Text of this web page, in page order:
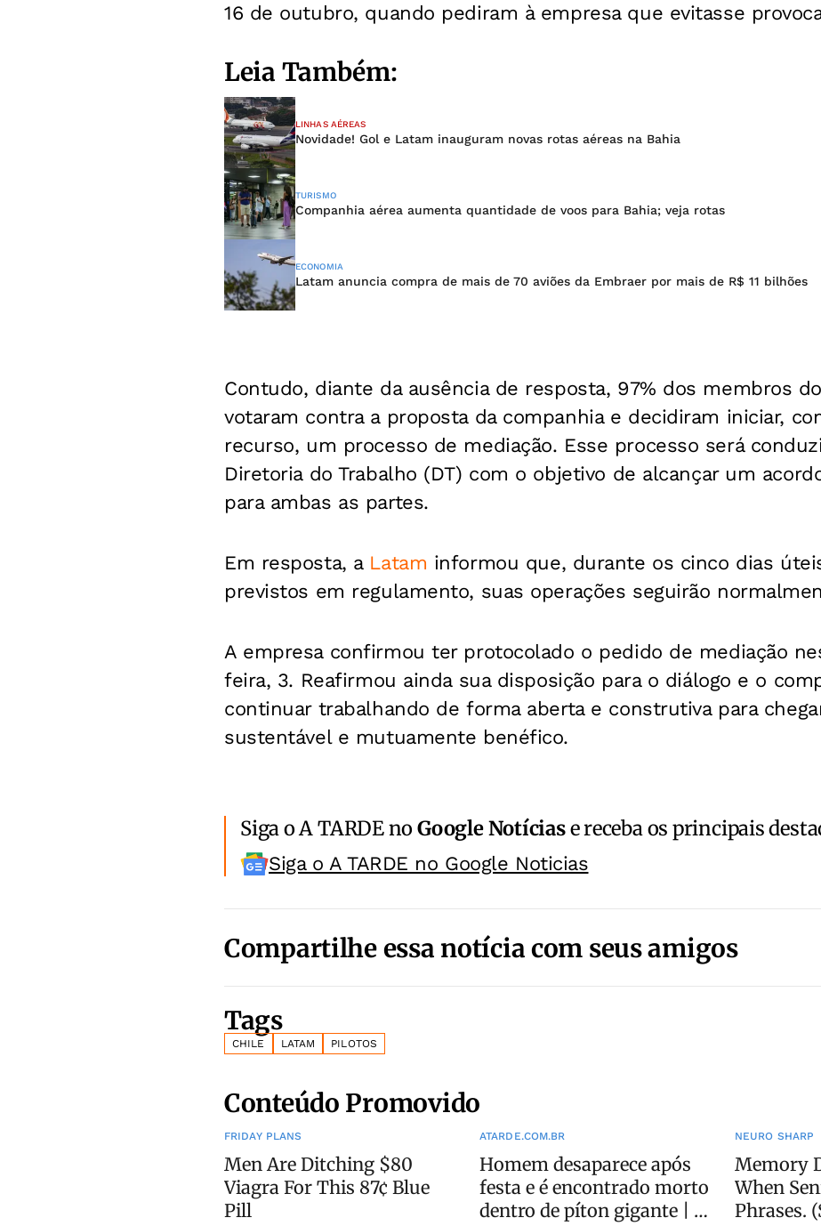
16 de outubro, quando pediram à empresa que evitasse
Leia Também:
LINHAS AÉREAS
Novidade! Gol e Latam inauguram novas rotas aéreas na Bahia
TURISMO
Companhia aérea aumenta quantidade de voos para Bahia; veja rotas
ECONOMIA
Latam anuncia compra de mais de 70 aviões da Embraer por mais de R$ 11 bilhões
Contudo, diante da ausência de resposta, 97% dos membros
votaram contra a proposta da companhia e decidiram iniciar,
recurso, um processo de mediação. Esse processo será
Diretoria do Trabalho (DT) com o objetivo de alcançar um
para ambas as partes.
Em resposta, a Latam informou que, durante os cinco dias
previstos em regulamento, suas operações seguirão
A empresa confirmou ter protocolado o pedido de mediação
feira, 3. Reafirmou ainda sua disposição para o diálogo e o
continuar trabalhando de forma aberta e construtiva para
sustentável e mutuamente benéfico.
Siga o A TARDE noGoogle Notíciase receba os principais
Siga o A TARDE no Google Noticias
Compartilhe essa notícia com seus amigos
Tags
CHILE LATAM PILOTOS